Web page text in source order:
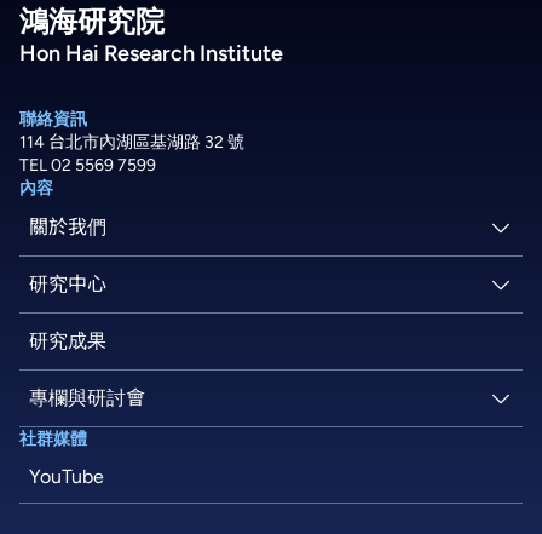
鴻海研究院
Hon Hai Research Institute
聯絡資訊
114 台北市內湖區基湖路 32 號
TEL 02 5569 7599
內容
關於我們
關於鴻海
最新消息
研究人員
研究中心
人工智慧研究所
資通安全研究所
研究成果
專欄與研討會
社群媒體
YouTube